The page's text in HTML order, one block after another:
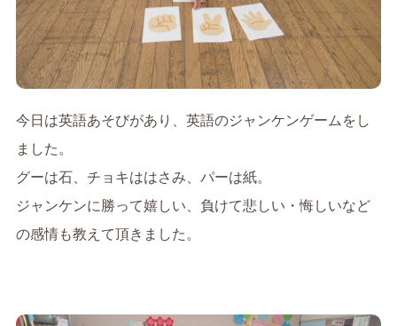
今日は英語あそびがあり、英語のジャンケンゲームをし
ました。
グーは石、チョキははさみ、パーは紙。
ジャンケンに勝って嬉しい、負けて悲しい・悔しいなど
の感情も教えて頂きました。